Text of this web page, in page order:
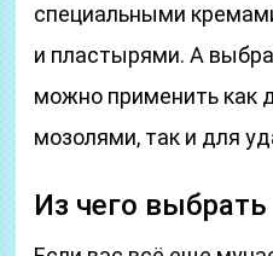
специальными
и пластырями. А
можно применить как
мозолями, так и для
Из чего выбрать